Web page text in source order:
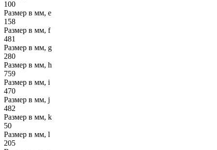
100
Размер в мм, e
158
Размер в мм, f
481
Размер в мм, g
280
Размер в мм, h
759
Размер в мм, i
470
Размер в мм, j
482
Размер в мм, k
50
Размер в мм, l
205